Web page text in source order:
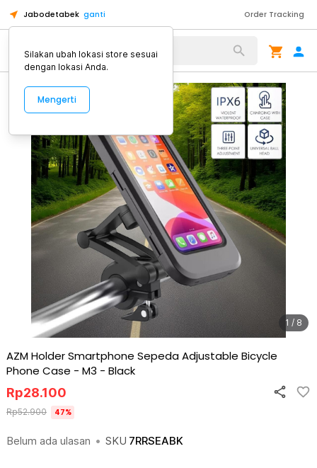
Jabodetabek ganti Order Tracking
Alat Kopi
1 / 8
AZM Holder Smartphone Sepeda Adjustable Bicycle
Phone Case - M3 - Black
Belum ada ulasan • SKU 7RRSEABK
Rp28.100
Rp52.900 47%
Silakan ubah lokasi store sesuai
dengan lokasi Anda.
Mengerti